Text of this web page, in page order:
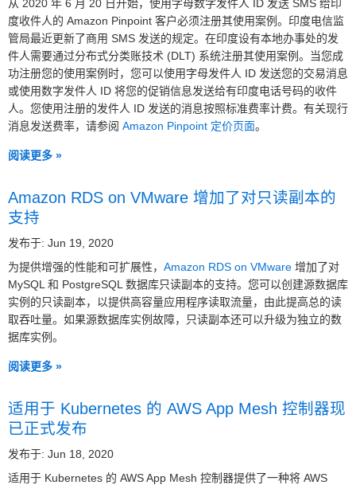
从 2020 年 6 月 20 日开始，使用字母数字发件人 ID 发送 SMS 给印
度收件人的 Amazon Pinpoint 客户必须注册其使用案例。印度电信监
管局最近更新了商用 SMS 发送的规定。在印度设有本地办事处的发
件人需要通过分布式分类账技术 (DLT) 系统注册其使用案例。当您成
功注册您的使用案例时，您可以使用字母发件人 ID 发送您的交易消息
或使用数字发件人 ID 将您的促销信息发送给有印度电话号码的收件
人。您使用注册的发件人 ID 发送的消息按照标准费率计费。有关现行
消息发送费率，请参阅 Amazon Pinpoint 定价页面。
阅读更多 »
Amazon RDS on VMware 增加了对只读副本的
支持
发布于: Jun 19, 2020
为提供增强的性能和可扩展性， Amazon RDS on VMware 增加了对
MySQL 和 PostgreSQL 数据库只读副本的支持。您可以创建源数据库
实例的只读副本，以提供高容量应用程序读取流量，由此提高总的读
取吞吐量。如果源数据库实例故障，只读副本还可以升级为独立的数
据库实例。
阅读更多 »
适用于 Kubernetes 的 AWS App Mesh 控制器现
已正式发布
发布于: Jun 18, 2020
适用于 Kubernetes 的 AWS App Mesh 控制器提供了一种将 AWS